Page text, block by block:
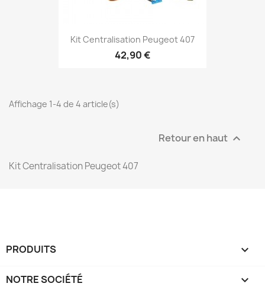
Kit Centralisation Peugeot 407
42,90 €
Affichage 1-4 de 4 article(s)
Retour en haut 
Kit Centralisation Peugeot 407
PRODUITS 
NOTRE SOCIÉTÉ 